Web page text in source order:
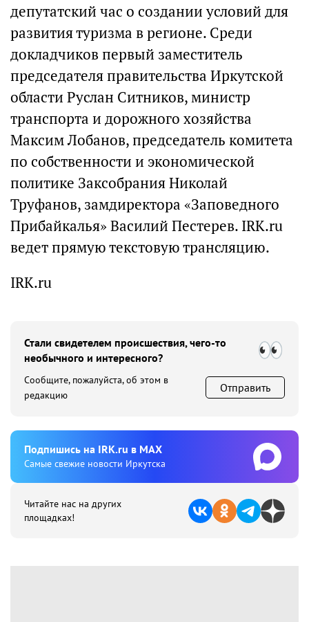
депутатский час о создании условий для
развития туризма в регионе. Среди
докладчиков первый заместитель
председателя правительства Иркутской
области Руслан Ситников, министр
транспорта и дорожного хозяйства
Максим Лобанов, председатель комитета
по собственности и экономической
политике Заксобрания Николай
Труфанов, замдиректора «Заповедного
Прибайкалья» Василий Пестерев. IRK.ru
ведет прямую текстовую трансляцию.
IRK.ru
Стали свидетелем происшествия, чего-то
необычного и интересного?
Сообщите, пожалуйста, об этом в
редакцию
Отправить
Подпишиcь на IRK.ru в MAX
Cамые свежие новости Иркутска
Читайте нас на других
площадках!